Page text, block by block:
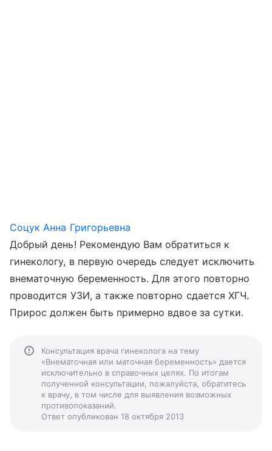
Соцук Анна Григорьевна
Добрый день! Рекомендую Вам обратиться к
гинекологу, в первую очередь следует исключить
внематочную беременность. Для этого повторно
проводится УЗИ, а также повторно сдается ХГЧ.
Прирос должен быть примерно вдвое за сутки.
Консультация врача гинеколога на тему
«Внематочная или маточная беременность» дается
исключительно в справочных целях. По итогам
полученной консультации, пожалуйста, обратитесь
к врачу, в том числе для выявления возможных
противопоказаний.
Ответ опубликован 18 октября 2013